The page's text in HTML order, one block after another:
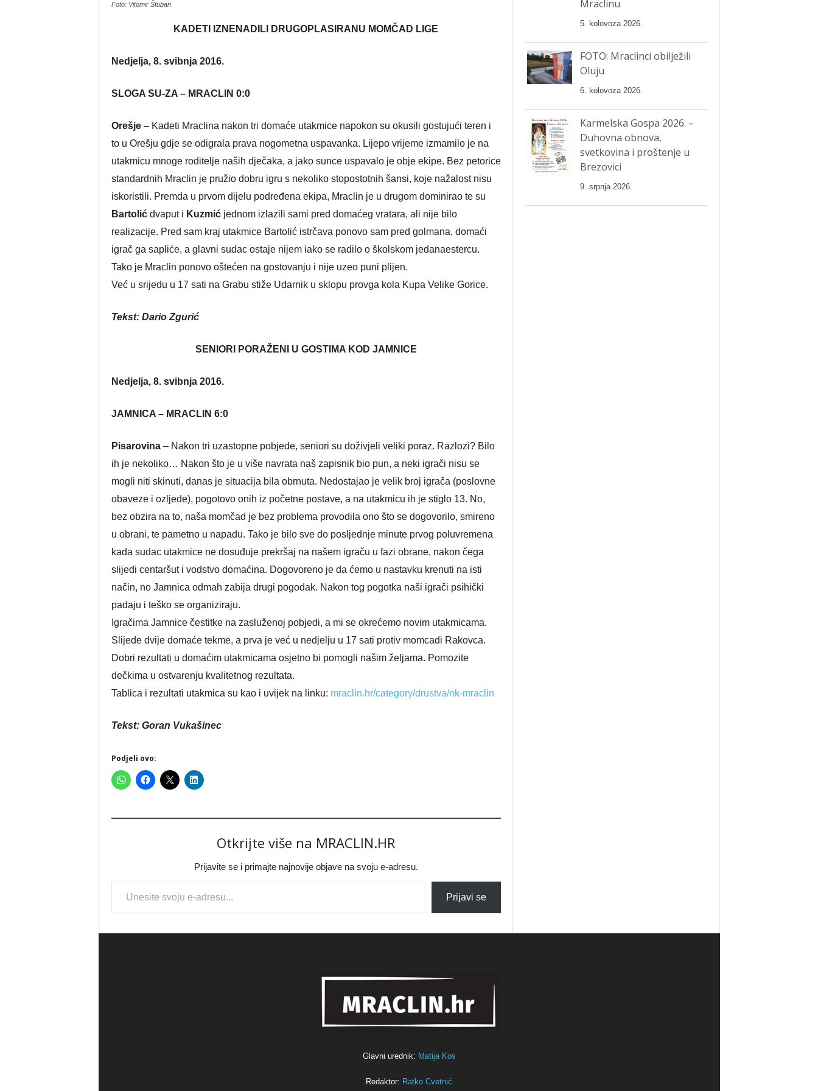
Foto: Vitomir Štuban
KADETI IZNENADILI DRUGOPLASIRANU MOMČAD LIGE
Nedjelja, 8. svibnja 2016.
SLOGA SU-ZA – MRACLIN 0:0
Orešje– Kadeti Mraclina nakon tri domaće utakmice napokon su okusili gostujući teren i
to u Orešju gdje se odigrala prava nogometna uspavanka. Lijepo vrijeme izmamilo je na
utakmicu mnoge roditelje naših dječaka, a jako sunce uspavalo je obje ekipe. Bez petorice
standardnih Mraclin je pružio dobru igru s nekoliko stopostotnih šansi, koje nažalost nisu
iskoristili. Premda u prvom dijelu podređena ekipa, Mraclin je u drugom dominirao te su
Bartolićdvaput i Kuzmićjednom izlazili sami pred domaćeg vratara, ali nije bilo
realizacije. Pred sam kraj utakmice Bartolić istrčava ponovo sam pred golmana, domaći
igrač ga sapliće, a glavni sudac ostaje nijem iako se radilo o školskom jedanaestercu.
Tako je Mraclin ponovo oštećen na gostovanju i nije uzeo puni plijen.
Već u srijedu u 17 sati na Grabu stiže Udarnik u sklopu provga kola Kupa Velike Gorice.
Tekst: Dario Zgurić
SENIORI PORAŽENI U GOSTIMA KOD JAMNICE
Nedjelja, 8. svibnja 2016.
JAMNICA – MRACLIN 6:0
Pisarovina– Nakon tri uzastopne pobjede, seniori su doživjeli veliki poraz. Razlozi? Bilo
ih je nekoliko… Nakon što je u više navrata naš zapisnik bio pun, a neki igrači nisu se
mogli niti skinuti, danas je situacija bila obrnuta. Nedostajao je velik broj igrača (poslovne
obaveze i ozljede), pogotovo onih iz početne postave, a na utakmicu ih je stiglo 13. No,
bez obzira na to, naša momčad je bez problema provodila ono što se dogovorilo, smireno
u obrani, te pametno u napadu. Tako je bilo sve do posljednje minute prvog poluvremena
kada sudac utakmice ne dosuđuje prekršaj na našem igraču u fazi obrane, nakon čega
slijedi centaršut i vodstvo domaćina. Dogovoreno je da ćemo u nastavku krenuti na isti
način, no Jamnica odmah zabija drugi pogodak. Nakon tog pogotka naši igrači psihički
padaju i teško se organiziraju.
Igračima Jamnice čestitke na zasluženoj pobjedi, a mi se okrećemo novim utakmicama.
Slijede dvije domaće tekme, a prva je već u nedjelju u 17 sati protiv momcadi Rakovca.
Dobri rezultati u domaćim utakmicama osjetno bi pomogli našim željama. Pomozite
dečkima u ostvarenju kvalitetnog rezultata.
Tablica i rezultati utakmica su kao i uvijek na linku: mraclin.hr/category/drustva/nk-mraclin
Tekst: Goran Vukašinec
Podjeli ovo:
Otkrijte više na MRACLIN.HR
Prijavite se i primajte najnovije objave na svoju e-adresu.
Type your email…
Prijavi se
Mraclinu
5. kolovoza 2026.
FOTO: Mraclinci obilježili
Oluju
6. kolovoza 2026.
Karmelska Gospa 2026. –
Duhovna obnova,
svetkovina i proštenje u
Brezovici
9. srpnja 2026.
Glavni urednik: Matija Kos
Redaktor: Ratko Cvetnić